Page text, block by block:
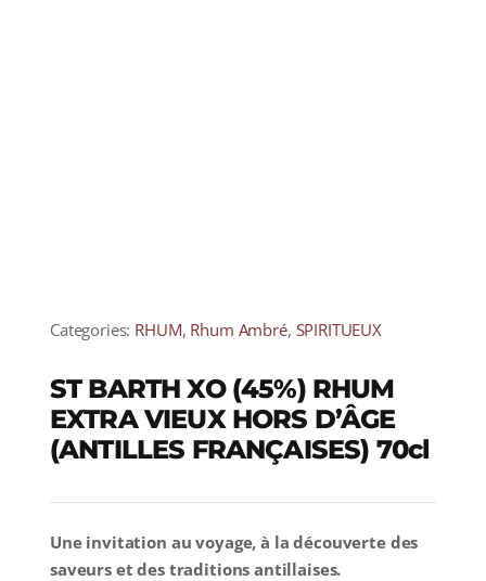
Categories: RHUM, Rhum Ambré, SPIRITUEUX
ST BARTH XO (45%) RHUM
EXTRA VIEUX HORS D’ÂGE
(ANTILLES FRANÇAISES) 70cl
Une invitation au voyage, à la découverte des
saveurs et des traditions antillaises.